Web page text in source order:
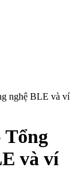
nghệ BLE và ví
và ví